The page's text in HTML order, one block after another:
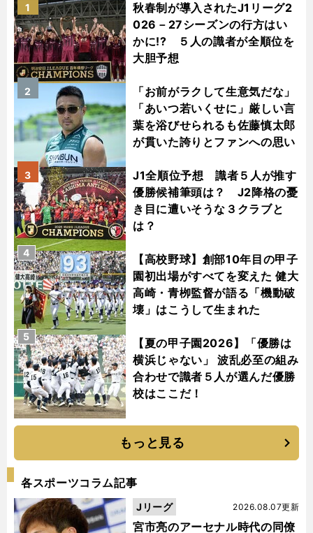
秋春制が導入されたJ1リーグ2
026－27シーズンの行方はい
かに!? ５人の識者が全順位を
大胆予想
1
「お前がラクして生意気だな」
「あいつ若いくせに」厳しい言
葉を浴びせられるも佐藤慎太郎
が貫いた誇りとファンへの思い
2
J1全順位予想 識者５人が推す
優勝候補筆頭は？ J2降格の憂
き目に遭いそうな３クラブと
は？
3
【高校野球】創部10年目の甲子
園初出場がすべてを変えた 健大
高崎・青栁監督が語る「機動破
壊」はこうして生まれた
4
【夏の甲子園2026】「優勝は
横浜じゃない」 波乱必至の組み
合わせで識者５人が選んだ優勝
校はここだ！
5
もっと見る
各スポーツコラム記事
宮市亮のアーセナル時代の同僚
2026.08.07更新
Jリーグ